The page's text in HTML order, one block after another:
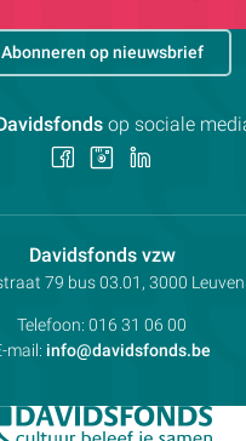
Davidsfonds vzw
79 bus 03.01, 3000 Leuven
Telefoon: 016 31 06 00
mail: info@davidsfonds.be
Abonneren op nieuwsbrief
op sociale
Volg Volg